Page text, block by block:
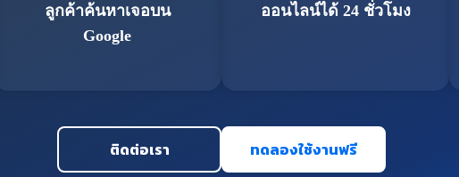
ลูกค้าค้นหาเจอบน
Google
ออนไลน์ได้ 24 ชั่วโมง
ติดต่อเรา ทดลองใช้งานฟรี